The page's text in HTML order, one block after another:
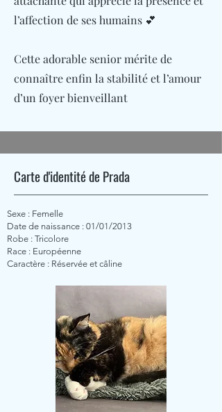
l’affection de ses humains 💕
Cette adorable senior mérite de
connaître enfin la stabilité et l’amour
d’un foyer bienveillant
Carte d'identité de Prada
Sexe : Femelle
Date de naissance : 01/01/2013
Robe : Tricolore
Race : Européenne
Caractère : Réservée et câline